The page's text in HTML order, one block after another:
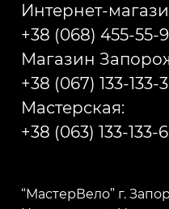
Интернет-
+38 (068) 455-55-
Магазин
+38 (067) 133-133-3
Мастерская:
+38 (063) 133-133-6
“МастерВело” г.